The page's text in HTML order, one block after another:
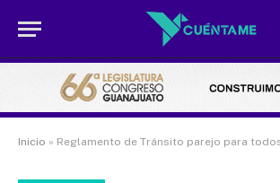
Inicio » Reglamento de Tránsito parejo para